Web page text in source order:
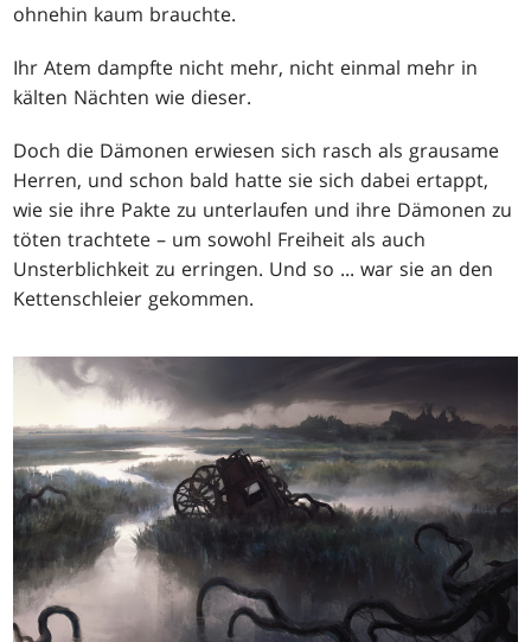
ohnehin kaum brauchte.
Ihr Atem dampfte nicht mehr, nicht einmal mehr in
kälten Nächten wie dieser.
Doch die Dämonen erwiesen sich rasch als grausame
Herren, und schon bald hatte sie sich dabei ertappt,
wie sie ihre Pakte zu unterlaufen und ihre Dämonen zu
töten trachtete – um sowohl Freiheit als auch
Unsterblichkeit zu erringen. Und so ... war sie an den
Kettenschleier gekommen.